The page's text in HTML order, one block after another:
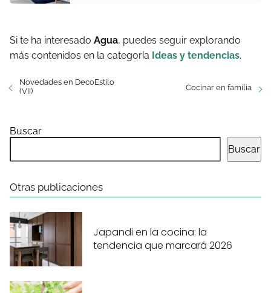
Si te ha interesado Agua, puedes seguir explorando
más contenidos en la categoría Ideas y tendencias.
Novedades en DecoEstilo
(VII)
Cocinar en familia
Buscar
Buscar
Otras publicaciones
Japandi en la cocina: la
tendencia que marcará 2026